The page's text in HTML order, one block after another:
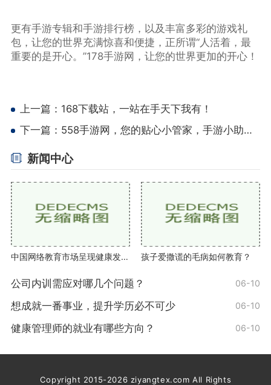
更有手游专辑和手游排行榜，以及丰富多彩的游戏礼
包，让您的世界充满惊喜和便捷，正所谓“人活着，最
重要的是开心。”178手游网，让您的世界更加的开心！
上一篇： 168下载站，一站在手天下我有！
下一篇： 558手游网，您的贴心小管家，手游小助手！
新闻中心
中国网络教育市场呈现健康发展趋势 孩子爱撒谎的毛病如何教育？
公司内训需应对哪几个问题？ 06-10
想成就一番事业，提升学历必不可少 06-10
健康管理师的就业有哪些方向？ 06-10
Copyright 2015-2026 ziyangtex.com All Rights